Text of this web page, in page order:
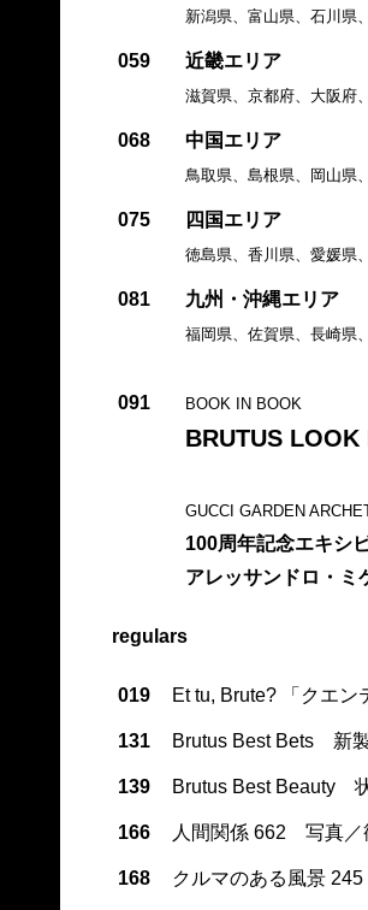
新潟県、富山県、石川県
059 近畿エリア
滋賀県、京都府、大阪府
068 中国エリア
鳥取県、島根県、岡山県
075 四国エリア
徳島県、香川県、愛媛県
081 九州・沖縄エリア
福岡県、佐賀県、長崎県
091 BOOK IN BOOK
BRUTUS LOOK
GUCCI GARDEN
100周年記念エキシ
アレッサンドロ・ミ
regulars
019 Et tu, Brute? 「クエ
131 Brutus Best Bets 新
139 Brutus Best Beauty
166 人間関係 662 写真／
168 クルマのある風景